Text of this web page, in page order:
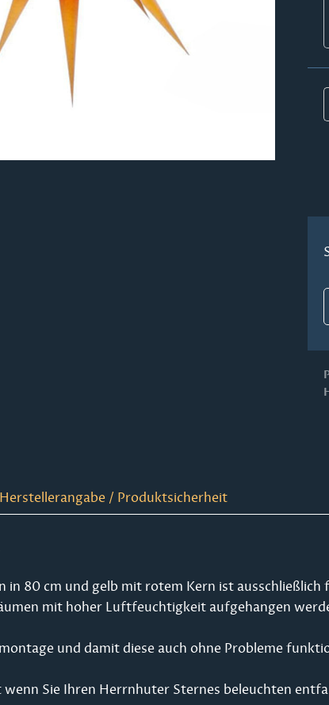
Herstellerangabe / Produktsicherheit
in 80 cm und gelb mit rotem Kern ist
mit hoher Luftfeuchtigkeit aufgehangen
und damit diese auch ohne Probleme
wenn Sie Ihren Herrnhuter Sternes beleuchten